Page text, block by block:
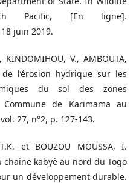
Pacific, [En ligne].
juin 2019.
KINDOMIHOU, V., AMBOUTA,
l’érosion hydrique sur les
du sol des zones
de Karimama au
27, n°2, p. 127-143.
et BOUZOU MOUSSA, I.
kabyè au nord du Togo
un développement durable.